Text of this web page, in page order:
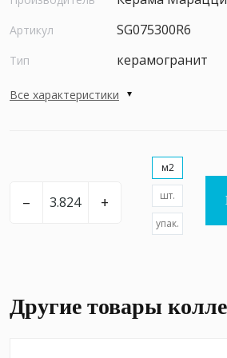
Артикул SG075300R6
Тип керамогранит
Все характеристики
– +
м2
шт.
упак.
Другие товары